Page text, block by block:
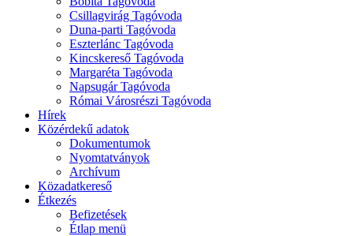
Csillagvirág Tagóvoda
Duna-parti Tagóvoda
Eszterlánc Tagóvoda
Kincskereső Tagóvoda
Margaréta Tagóvoda
Napsugár Tagóvoda
Római Városrészi Tagóvoda
Hírek
Közérdekű adatok
Dokumentumok
Nyomtatványok
Archívum
Közadatkereső
Étkezés
Befizetések
Étlap menü